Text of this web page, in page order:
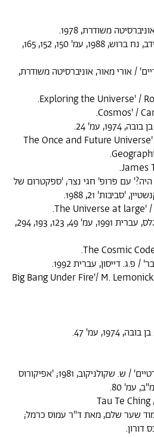
(9) 'היקום' / חגי נצר, מאיר מידב, נח ברוש, 1988, עמ' 150, 152, 165,
/ אורי מאור, אוניברסיטה משודרת,
(14) 'The Once and Future
עם פרופ' חגי נצר; 'ספקטרום של
'סביבות' 21, 1988.
(17) 'הצופן הקוסמי' / היינץ פגלס, עברית 1991, עמ' 49, 123, 193, 294,
(20) Big Bang Under Fire'/ M.
(26) ׳הפילוסופים הקדם-סוקרטיים' / ש. שקולניקוב, 1981; 'אפיקורוס
עמ' 80.
עמוד שער שלם, מאת ד"ר עמוס כרמל;
דורון.